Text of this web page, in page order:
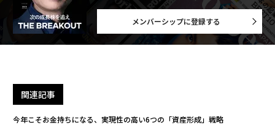
メンバーシップに登録する
関連記事
今年こそお金持ちになる、実現性の高い6つの「資産形成」戦略